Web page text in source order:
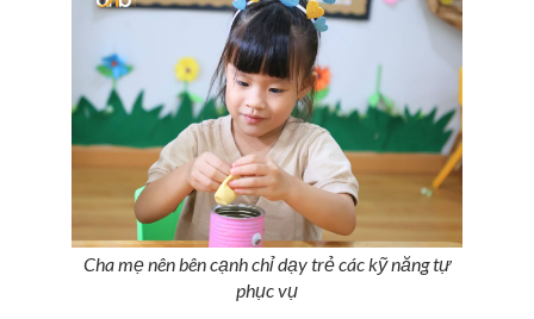
Cha mẹ nên bên cạnh chỉ dạy trẻ các kỹ năng tự
phục vụ